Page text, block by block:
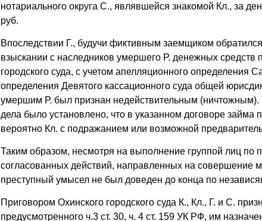
нотариального округа С., являвшейся знакомой Кл., за
руб.
Впоследствии Г., будучи фиктивным заемщиком
взыскании с наследников умершего Р. денежных
городского суда, с учетом апелляционного определения
определения Девятого кассационного суда общей
умершим Р. был признан недействительным (ничтожным).
дела было установлено, что в указанном договоре
вероятно Кл. с подражанием или возможной
Таким образом, несмотря на выполнение группой лиц по
согласованных действий, направленных на совершение
преступный умысел не был доведен до конца по
Приговором Охинского городского суда К., Кл., Г. и С.
предусмотренного ч.3 ст. 30, ч. 4 ст. 159 УК РФ, им